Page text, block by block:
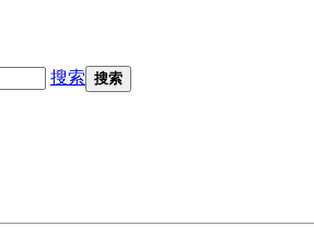
搜索 搜索